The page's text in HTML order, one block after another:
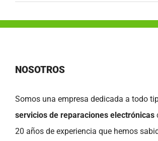
NOSOTROS
Somos una empresa dedicada a todo
servicios de reparaciones electrónicas
20 años de experiencia que hemos